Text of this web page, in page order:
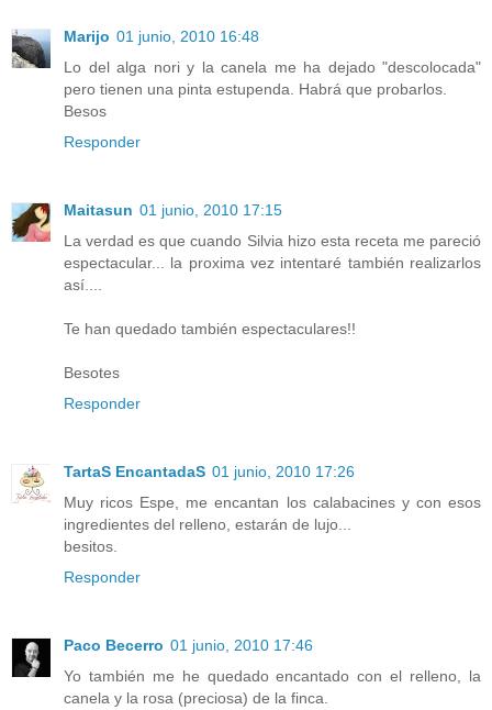
Marijo 01 junio, 2010 16:48
Lo del alga nori y la canela me ha dejado "descolocada"
pero tienen una pinta estupenda. Habrá que probarlos.
Besos
Responder
Maitasun 01 junio, 2010 17:15
La verdad es que cuando Silvia hizo esta receta me pareció
espectacular... la proxima vez intentaré también realizarlos
así....
Te han quedado también espectaculares!!
Besotes
Responder
TartaS EncantadaS 01 junio, 2010 17:26
Muy ricos Espe, me encantan los calabacines y con esos
ingredientes del relleno, estarán de lujo...
besitos.
Responder
Paco Becerro 01 junio, 2010 17:46
Yo también me he quedado encantado con el relleno, la
canela y la rosa (preciosa) de la finca.